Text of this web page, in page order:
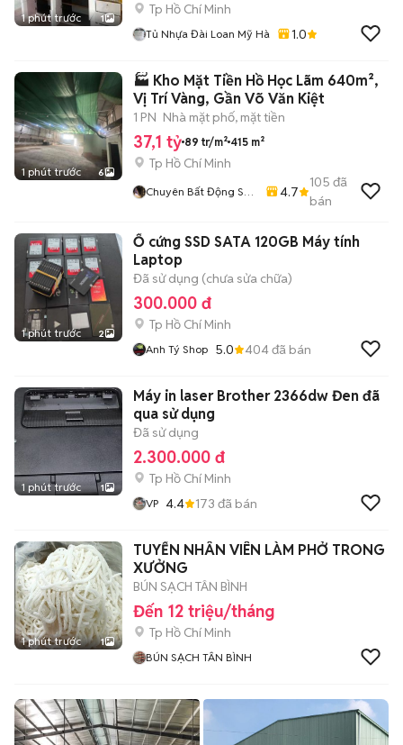
1 phút trước 1
Tp Hồ Chí Minh
Tủ Nhựa Đài Loan Mỹ Hà 1.0
1 phút trước 6
🏭 Kho Mặt Tiền Hồ Học Lãm 640m²,
Vị Trí Vàng, Gần Võ Văn Kiệt
1 PN Nhà mặt phố, mặt tiền
37,1 tỷ 89 tr/m² 415 m²
Tp Hồ Chí Minh
Chuyên Bất Động Sản
Kho Xưởng)
4.7
105 đã
bán
1 phút trước 2
Ổ cứng SSD SATA 120GB Máy tính
Laptop
Đã sử dụng (chưa sửa chữa)
300.000 đ
Tp Hồ Chí Minh
Anh Tý Shop 5.0 404đã bán
1 phút trước 1
Máy in laser Brother 2366dw Đen đã
qua sử dụng
Đã sử dụng
2.300.000 đ
Tp Hồ Chí Minh
VP 4.4 173 đã bán
1 phút trước 1
TUYỂN NHÂN VIÊN LÀM PHỞ TRONG
XƯỞNG
BÚN SẠCH TÂN BÌNH
Đến 12 triệu/tháng
Tp Hồ Chí Minh
BÚN SẠCH TÂN BÌNH